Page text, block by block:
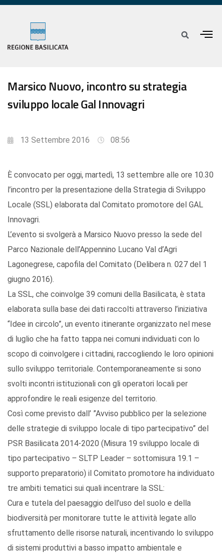
Marsico Nuovo, incontro su strategia
sviluppo locale Gal Innovagri
13 Settembre 2016 08:56
È convocato per oggi, martedì, 13 settembre alle ore 10.30
l’incontro per la presentazione della Strategia di Sviluppo
Locale (SSL) elaborata dal Comitato promotore del GAL
Innovagri.
L’evento si svolgerà a Marsico Nuovo presso la sede del
Parco Nazionale dell’Appennino Lucano Val d’Agri
Lagonegrese, capofila del Comitato (Delibera n. 027 del 1
giugno 2016).
La SSL, che coinvolge 39 comuni della Basilicata, è stata
elaborata sulla base dei dati raccolti attraverso l’iniziativa
“Idee in circolo”, un evento itinerante organizzato nel mese
di luglio che ha fatto tappa nei comuni individuati con lo
scopo di coinvolgere i cittadini, raccogliendo le loro opinioni
sullo sviluppo territoriale. Contemporaneamente si sono
svolti incontri istituzionali con gli operatori locali per
approfondire le reali esigenze del territorio.
Così come previsto dall’ ”Avviso pubblico per la selezione
delle strategie di sviluppo locale di tipo partecipativo” del
PSR Basilicata 2014-2020 (Misura 19 sviluppo locale di
tipo partecipativo – SLTP Leader – sottomisura 19.1 –
supporto preparatorio) il Comitato promotore ha individuato
tre ambiti tematici sui quali incentrare la SSL:
Cura e tutela del paesaggio dell’uso del suolo e della
biodiversità per monitorare tutte le attività legate allo
sfruttamento delle risorse naturali, incentivando lo sviluppo
di sistemi produttivi a basso impatto ambientale e